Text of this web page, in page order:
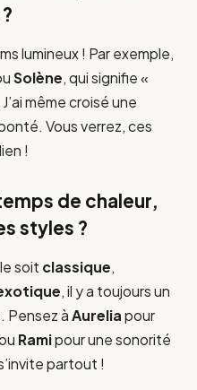
lumineux ! Par exemple,
Solène, qui signifie «
même croisé une
Vous verrez, ces
!
de chaleur,
styles ?
soit classique,
, il y a toujours un
Pensez àAureliapour
Ramipour une sonorité
partout !